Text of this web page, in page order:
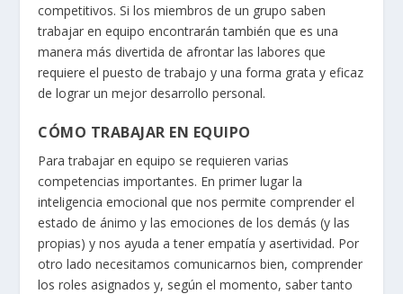
competitivos. Si los miembros de un grupo saben
trabajar en equipo encontrarán también que es una
manera más divertida de afrontar las labores que
requiere el puesto de trabajo y una forma grata y eficaz
de lograr un mejor desarrollo personal.
CÓMO TRABAJAR EN EQUIPO
Para trabajar en equipo se requieren varias
competencias importantes. En primer lugar la
inteligencia emocional que nos permite comprender el
estado de ánimo y las emociones de los demás (y las
propias) y nos ayuda a tener empatía y asertividad. Por
otro lado necesitamos comunicarnos bien, comprender
los roles asignados y, según el momento, saber tanto